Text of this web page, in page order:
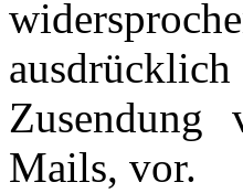
Zusendung
Mails, vor.